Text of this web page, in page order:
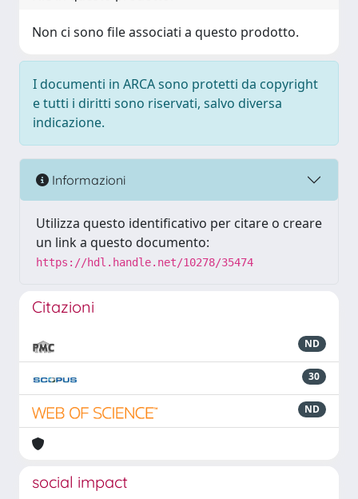
Non ci sono file associati a questo prodotto.
I documenti in ARCA sono protetti da copyright
e tutti i diritti sono riservati, salvo diversa
indicazione.
Informazioni
Utilizza questo identificativo per citare o creare
un link a questo documento:
https://hdl.handle.net/10278/35474
Citazioni
ND
30
ND
social impact